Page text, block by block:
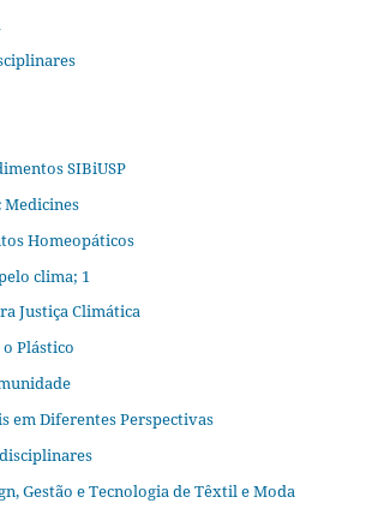
SIBiUSP
Homeopáticos
clima; 1
Justiça Climática
o Plástico
em Diferentes Perspectivas
Gestão e Tecnologia de Têxtil e Moda